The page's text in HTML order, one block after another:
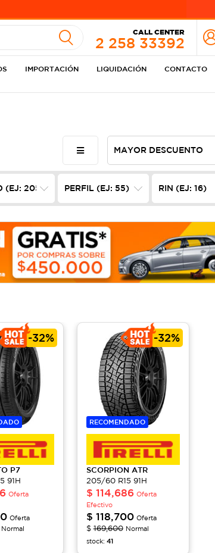
CALL CENTER
2 258 33392
IMPORTACIÓN LIQUIDACIÓN CONTACTO
-32%
P7
91H
Oferta
Oferta
Normal
-32%
RECOMENDADO
SCORPION ATR
205/60 R15 91H
$ 114,686 Oferta
Efectivo
$ 118,700 Oferta
$169,600 Normal
stock: 41